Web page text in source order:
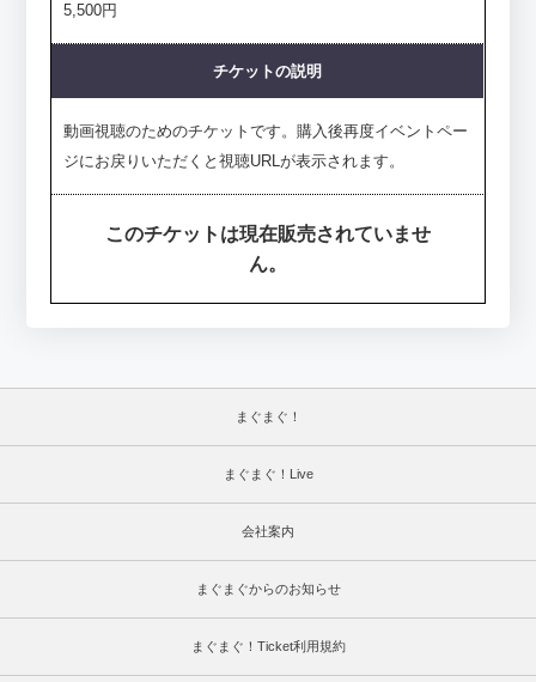
5,500円
チケットの説明
動画視聴のためのチケットです。購入後再度イベントペー
ジにお戻りいただくと視聴URLが表示されます。
このチケットは現在販売されていませ
ん。
まぐまぐ！
まぐまぐ！Live
会社案内
まぐまぐからのお知らせ
まぐまぐ！Ticket利用規約